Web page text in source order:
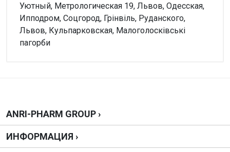
Уютный, Метрологическая 19, Львов, Одесская,
Ипподром, Соцгород, Грінвіль, Руданского,
Львов, Кульпарковская, Малоголосківські
пагорби
Написать отзыв
Оценка
ANRI-PHARM GROUP ›
ИНФОРМАЦИЯ ›